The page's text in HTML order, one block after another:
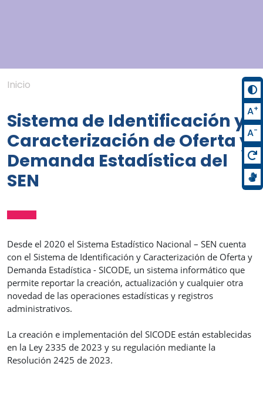
Inicio
Sistema de Identificación y
Caracterización de Oferta y
Demanda Estadística del
SEN
Desde el 2020 el Sistema Estadístico Nacional – SEN cuenta
con el Sistema de Identificación y Caracterización de Oferta y
Demanda Estadística - SICODE, un sistema informático que
permite reportar la creación, actualización y cualquier otra
novedad de las operaciones estadísticas y registros
administrativos.
La creación e implementación del SICODE están establecidas
en la Ley 2335 de 2023 y su regulación mediante la
Resolución 2425 de 2023.
A+
A-